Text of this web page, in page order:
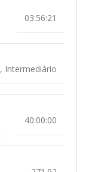
03:56:21
, Intermediário
40:00:00